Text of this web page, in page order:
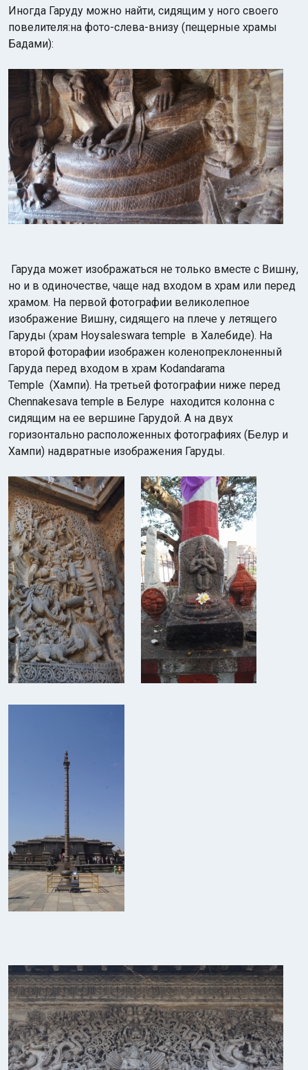
Иногда Гаруду можно найти, сидящим у ного своего
повелителя:на фото-слева-внизу (пещерные храмы
Бадами):
Гаруда может изображаться не только вместе с Вишну,
но и в одиночестве, чаще над входом в храм или перед
храмом. На первой фотографии великолепное
изображение Вишну, сидящего на плече у летящего
Гаруды (храм Hoysaleswara temple в Халебиде). На
второй фоторафии изображен коленопреклоненный
Гаруда перед входом в храм Kodandarama
Temple (Хампи). На третьей фотографии ниже перед
Chennakesava temple в Белуре находится колонна с
сидящим на ее вершине Гарудой. А на двух
горизонтально расположенных фотографиях (Белур и
Хампи) надвратные изображения Гаруды.